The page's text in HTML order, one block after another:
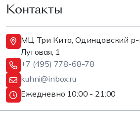
Контакты
МЦ Три Кита, Одинцовский р-
Луговая, 1
+7 (495) 778-68-78
kuhni@inbox.ru
Ежедневно 10:00 - 21:00